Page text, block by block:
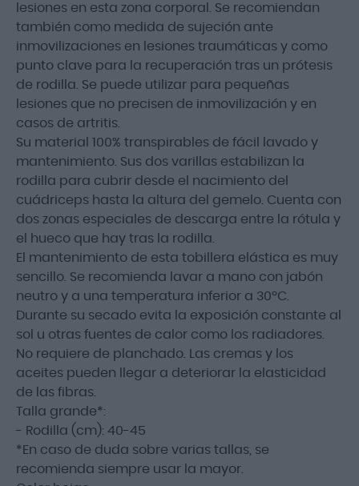
lesiones en esta zona corporal. Se recomiendan
también como medida de sujeción ante
inmovilizaciones en lesiones traumáticas y como
punto clave para la recuperación tras un prótesis
de rodilla. Se puede utilizar para pequeñas
lesiones que no precisen de inmovilización y en
casos de artritis.
Su material 100% transpirables de fácil lavado y
mantenimiento. Sus dos varillas estabilizan la
rodilla para cubrir desde el nacimiento del
cuádriceps hasta la altura del gemelo. Cuenta con
dos zonas especiales de descarga entre la rótula y
el hueco que hay tras la rodilla.
El mantenimiento de esta tobillera elástica es muy
sencillo. Se recomienda lavar a mano con jabón
neutro y a una temperatura inferior a 30ºC.
Durante su secado evita la exposición constante al
sol u otras fuentes de calor como los radiadores.
No requiere de planchado. Las cremas y los
aceites pueden llegar a deteriorar la elasticidad
de las fibras.
Talla grande*:
- Rodilla (cm): 40-45
*En caso de duda sobre varias tallas, se
recomienda siempre usar la mayor.